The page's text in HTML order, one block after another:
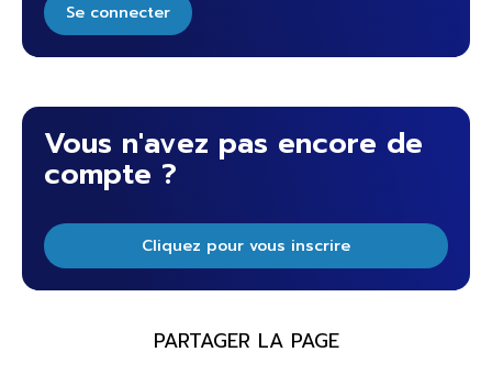
Se connecter
Vous n'avez pas encore de
compte ?
Cliquez pour vous inscrire
PARTAGER LA PAGE